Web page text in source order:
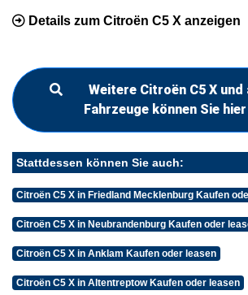
Details zum Citroën C5 X anzeigen
Weitere Citroën C5 X und
Fahrzeuge können Sie
Stattdessen können Sie auch:
Citroën C5 X in Friedland Mecklenburg Kaufen
Citroën C5 X in Neubrandenburg Kaufen oder
Citroën C5 X in Anklam Kaufen oder leasen
Citroën C5 X in Altentreptow Kaufen oder leasen